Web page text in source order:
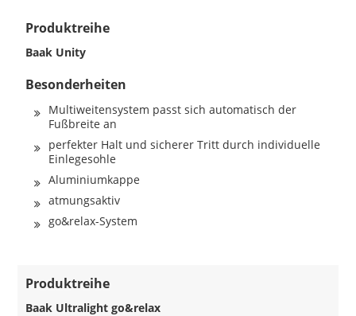
Produktreihe
Baak Unity
Besonderheiten
Multiweitensystem passt sich automatisch der
Fußbreite an
perfekter Halt und sicherer Tritt durch individuelle
Einlegesohle
Aluminiumkappe
atmungsaktiv
go&relax-System
Produktreihe
Baak Ultralight go&relax